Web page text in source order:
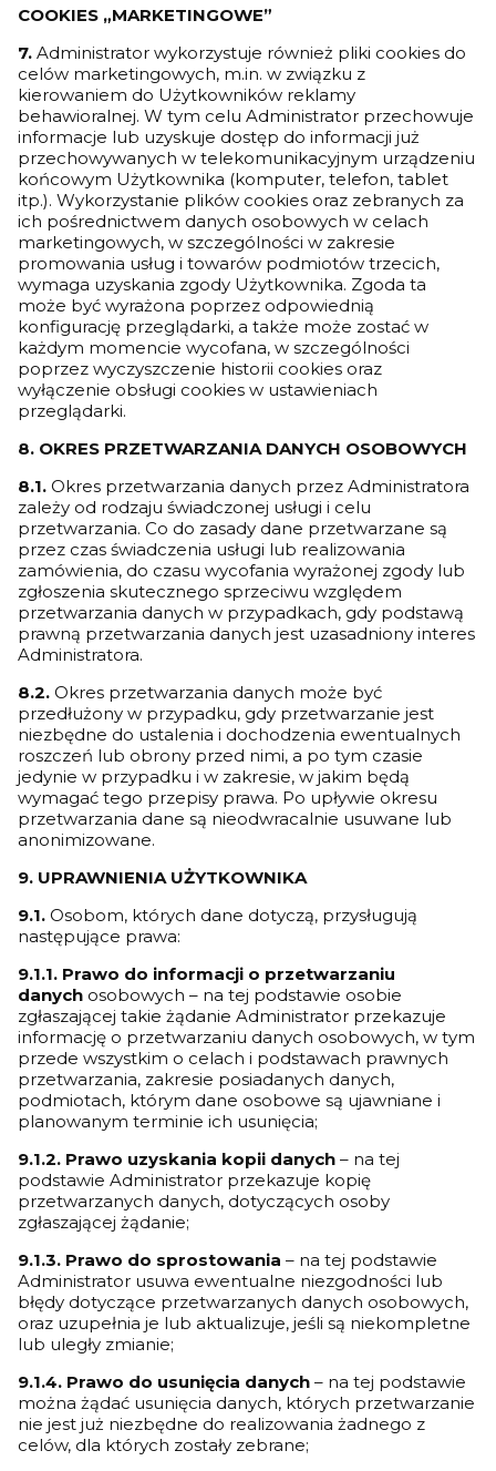
COOKIES „MARKETINGOWE”
7. Administrator wykorzystuje również pliki cookies do
celów marketingowych, m.in. w związku z
kierowaniem do Użytkowników reklamy
behawioralnej. W tym celu Administrator przechowuje
informacje lub uzyskuje dostęp do informacji już
przechowywanych w telekomunikacyjnym urządzeniu
końcowym Użytkownika (komputer, telefon, tablet
itp.). Wykorzystanie plików cookies oraz zebranych za
ich pośrednictwem danych osobowych w celach
marketingowych, w szczególności w zakresie
promowania usług i towarów podmiotów trzecich,
wymaga uzyskania zgody Użytkownika. Zgoda ta
może być wyrażona poprzez odpowiednią
konfigurację przeglądarki, a także może zostać w
każdym momencie wycofana, w szczególności
poprzez wyczyszczenie historii cookies oraz
wyłączenie obsługi cookies w ustawieniach
przeglądarki.
8. OKRES PRZETWARZANIA DANYCH OSOBOWYCH
8.1. Okres przetwarzania danych przez Administratora
zależy od rodzaju świadczonej usługi i celu
przetwarzania. Co do zasady dane przetwarzane są
przez czas świadczenia usługi lub realizowania
zamówienia, do czasu wycofania wyrażonej zgody lub
zgłoszenia skutecznego sprzeciwu względem
przetwarzania danych w przypadkach, gdy podstawą
prawną przetwarzania danych jest uzasadniony interes
Administratora.
8.2. Okres przetwarzania danych może być
przedłużony w przypadku, gdy przetwarzanie jest
niezbędne do ustalenia i dochodzenia ewentualnych
roszczeń lub obrony przed nimi, a po tym czasie
jedynie w przypadku i w zakresie, w jakim będą
wymagać tego przepisy prawa. Po upływie okresu
przetwarzania dane są nieodwracalnie usuwane lub
anonimizowane.
9. UPRAWNIENIA UŻYTKOWNIKA
9.1. Osobom, których dane dotyczą, przysługują
następujące prawa:
9.1.1. Prawo do informacji o przetwarzaniu
danych osobowych – na tej podstawie osobie
zgłaszającej takie żądanie Administrator przekazuje
informację o przetwarzaniu danych osobowych, w tym
przede wszystkim o celach i podstawach prawnych
przetwarzania, zakresie posiadanych danych,
podmiotach, którym dane osobowe są ujawniane i
planowanym terminie ich usunięcia;
9.1.2. Prawo uzyskania kopii danych – na tej
podstawie Administrator przekazuje kopię
przetwarzanych danych, dotyczących osoby
zgłaszającej żądanie;
9.1.3. Prawo do sprostowania – na tej podstawie
Administrator usuwa ewentualne niezgodności lub
błędy dotyczące przetwarzanych danych osobowych,
oraz uzupełnia je lub aktualizuje, jeśli są niekompletne
lub uległy zmianie;
9.1.4. Prawo do usunięcia danych – na tej podstawie
można żądać usunięcia danych, których przetwarzanie
nie jest już niezbędne do realizowania żadnego z
celów, dla których zostały zebrane;